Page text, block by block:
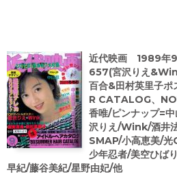
近代映画 1989年
657(宮沢りえ
百合&田村英里子
R CATALOG、
香唯/ピンナップ=
沢りえ/Wink/酒井
SMAP/小高恵美/光
少年忍者/美空ひば
早紀/藤谷美紀/星野由妃/他